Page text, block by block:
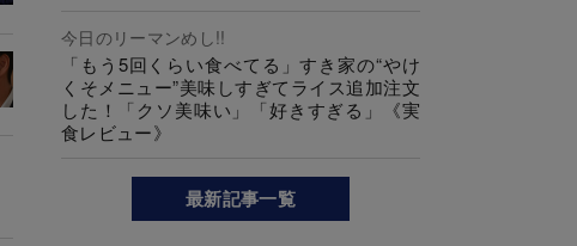
今日のリーマンめし!!
「もう5回くらい食べてる」すき家の“やけ
くそメニュー”美味しすぎてライス追加注文
した！「クソ美味い」「好きすぎる」《実
食レビュー》
最新記事一覧